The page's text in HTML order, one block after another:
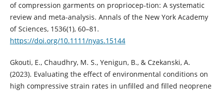
of compression garments on propriocep-tion: A systematic
review and meta-analysis. Annals of the New York Academy
of Sciences, 1536(1), 60–81.
https://doi.org/10.1111/nyas.15144
Gkouti, E., Chaudhry, M. S., Yenigun, B., & Czekanski, A.
(2023). Evaluating the effect of environmental conditions on
high compressive strain rates in unfilled and filled neoprene